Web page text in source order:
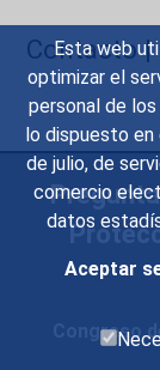
Esta web
optimizar el
personal de
lo dispuesto en
de julio, de
comercio
datos
Aceptar
Contacto|
Congreso